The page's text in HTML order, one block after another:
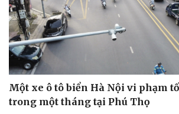
Du lịch
Tư vấn
Săn Tour
check-in
Câu
Đọc
Cửa sổ
Kể
Một xe ô tô biển Hà Nội vi phạm
trong một tháng tại Phú Thọ